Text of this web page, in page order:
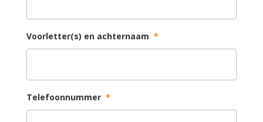
Voorletter(s) en achternaam *
Telefoonnummer *